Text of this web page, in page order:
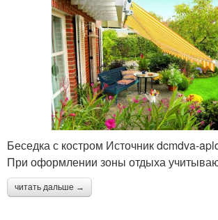
Беседка с костром Источник dcmdva-
При оформлении зоны отдыха
читать дальше →